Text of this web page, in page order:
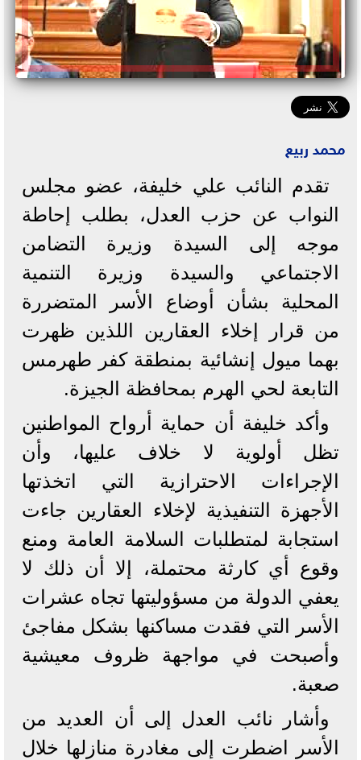
محمد ربيع
تقدم النائب علي خليفة، عضو مجلس
النواب عن حزب العدل، بطلب إحاطة
موجه إلى السيدة وزيرة التضامن
الاجتماعي والسيدة وزيرة التنمية
المحلية بشأن أوضاع الأسر المتضررة
من قرار إخلاء العقارين اللذين ظهرت
بهما ميول إنشائية بمنطقة كفر طهرمس
التابعة لحي الهرم بمحافظة الجيزة.
وأكد خليفة أن حماية أرواح المواطنين
تظل أولوية لا خلاف عليها، وأن
الإجراءات الاحترازية التي اتخذتها
الأجهزة التنفيذية لإخلاء العقارين جاءت
استجابة لمتطلبات السلامة العامة ومنع
وقوع أي كارثة محتملة، إلا أن ذلك لا
يعفي الدولة من مسؤوليتها تجاه عشرات
الأسر التي فقدت مساكنها بشكل مفاجئ
وأصبحت في مواجهة ظروف معيشية
صعبة.
وأشار نائب العدل إلى أن العديد من
الأسر اضطرت إلى مغادرة منازلها خلال